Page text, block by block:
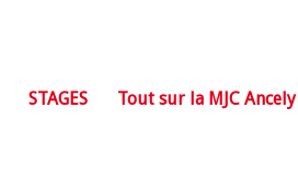
STAGES Tout sur la MJC Ancely